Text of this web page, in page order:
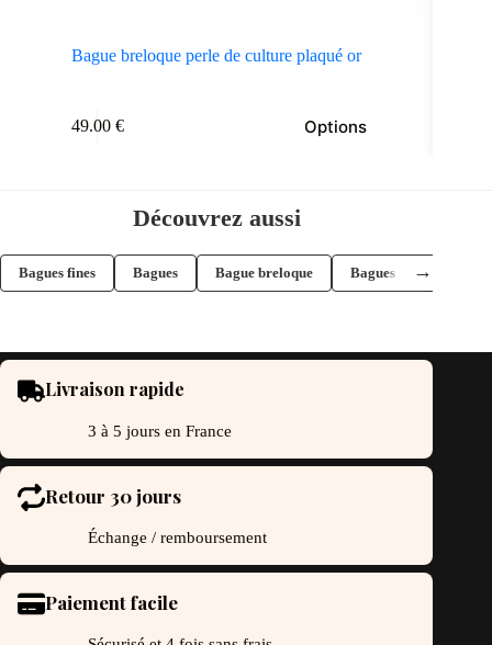
Bague breloque perle de culture plaqué or
49.00 € Options
être
choisies
du
Découvrez aussi
Bagues fines Bagues Bague breloque Bagues argent
→
Livraison rapide
3 à 5 jours en France
Retour 30 jours
Échange / remboursement
Paiement facile